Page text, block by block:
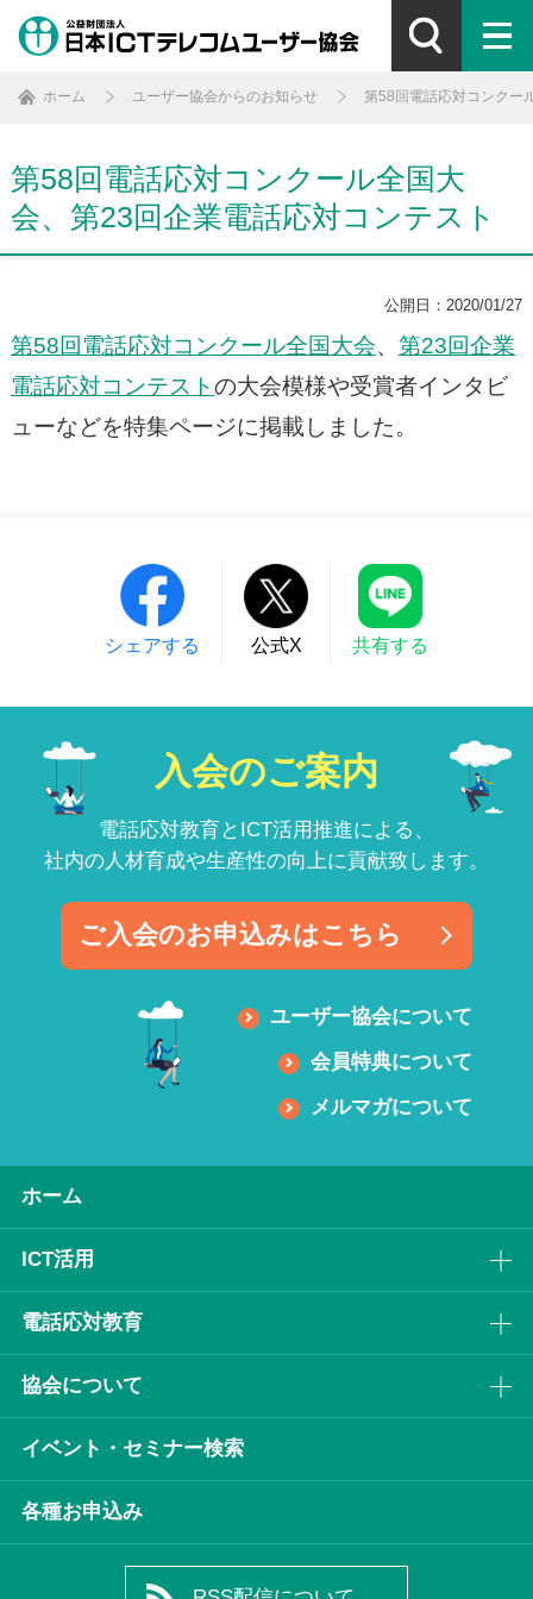
ホーム ユーザー協会からのお知らせ 第58回電話応対コンクー
第58回電話応対コンクール全国大
会、第23回企業電話応対コンテスト
公開日：2020/01/27
第58回電話応対コンクール全国大会、 第23回企業
電話応対コンテストの大会模様や受賞者インタビ
ューなどを特集ページに掲載しました。
シェアする 公式X 共有する
入会のご案内
電話応対教育とICT活用推進による、
社内の人材育成や生産性の向上に貢献致します。
ご入会のお申込みはこちら
ユーザー協会について
会員特典について
メルマガについて
ホーム
ICT活⽤
電話応対教育
協会について
イベント・セミナー検索
各種お申込み